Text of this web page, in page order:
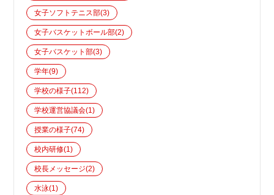
女子ソフトテニス部(3)
女子バスケットボール部(2)
女子バスケット部(3)
学年(9)
学校の様子(112)
学校運営協議会(1)
授業の様子(74)
校内研修(1)
校長メッセージ(2)
水泳(1)